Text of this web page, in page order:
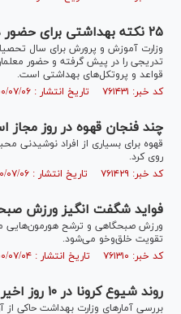
۲۵ نکته بهداشتی برای حضور در مدرسه
وزارت آموزش و پرورش برای سال
تدریجی را در پیش گرفته و حضور
قواعد و پروتکل‌های بهداشتی است.
کد خبر: ۷۶۱۴۳۱ تاریخ انتشار : ۱۴۰۰/۰۷/۰۶
چند فنجان قهوه در روز مجاز
قهوه برای بسیاری از افراد نوشیدنی
روی کرد.
کد خبر: ۷۶۱۴۲۹ تاریخ انتشار : ۱۴۰۰/۰۷/۰۶
فواید شگفت انگیز ورزش
ورزش صبحگاهی و ترشح هورمون‌هایی
تقویت خلق‌وخو می‌شود.
کد خبر: ۷۶۱۳۱۰ تاریخ انتشار : ۱۴۰۰/۰۷/۰۴
روند شیوع کرونا در ۱۰ روز اخیر